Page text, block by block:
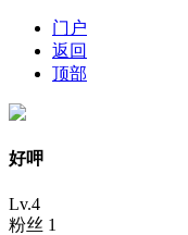
门户
返回
顶部
好呷
Lv.4
粉丝 1